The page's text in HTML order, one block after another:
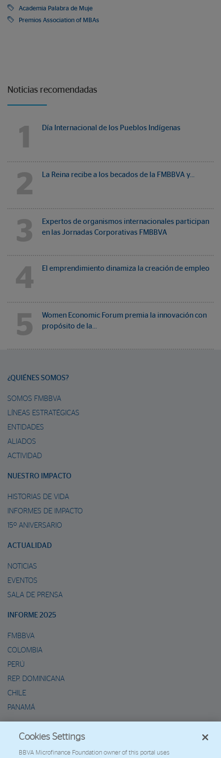
Academia Palabra de Muje
Premios Association of MBAs
Noticias recomendadas
1 Día Internacional de los Pueblos Indígenas
2 La Reina recibe a los becados de la FMBBVA y…
3
Expertos de organismos internacionales participan
en las Jornadas Corporativas FMBBVA
4 El emprendimiento dinamiza la creación de empleo
5
Women Economic Forum premia la innovación con
propósito de la…
¿QUIÉNES SOMOS?
SOMOS FMBBVA
LÍNEAS ESTRATÉGICAS
ENTIDADES
ALIADOS
ACTIVIDAD
NUESTRO IMPACTO
HISTORIAS DE VIDA
INFORMES DE IMPACTO
15º ANIVERSARIO
ACTUALIDAD
NOTICIAS
EVENTOS
SALA DE PRENSA
INFORME 2025
FMBBVA
COLOMBIA
PERÚ
REP. DOMINICANA
CHILE
PANAMÁ
2026 - Fundación Microfinanzas BBVA
Cookies Settings
BBVA Microfinance Foundation owner of this portal uses